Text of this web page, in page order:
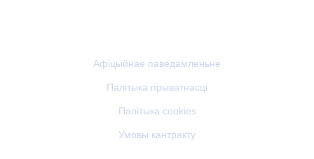
Афіцыйнае паведамленьне
Палітыка прыватнасці
Палітыка cookies
Умовы кантракту